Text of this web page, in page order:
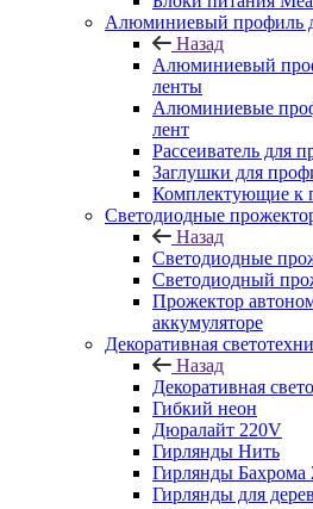
Алюминиевый профиль
Назад
Алюминиевый
ленты
Алюминиевые
лент
Рассеиватель для
Заглушки для
Комплектующие к
Светодиодные
Назад
Светодиодные
Светодиодный
Прожектор
аккумуляторе
Декоративная
Назад
Декоративная
Гибкий неон
Дюралайт 220V
Гирлянды Нить
Гирлянды Бахрома
Гирлянды для